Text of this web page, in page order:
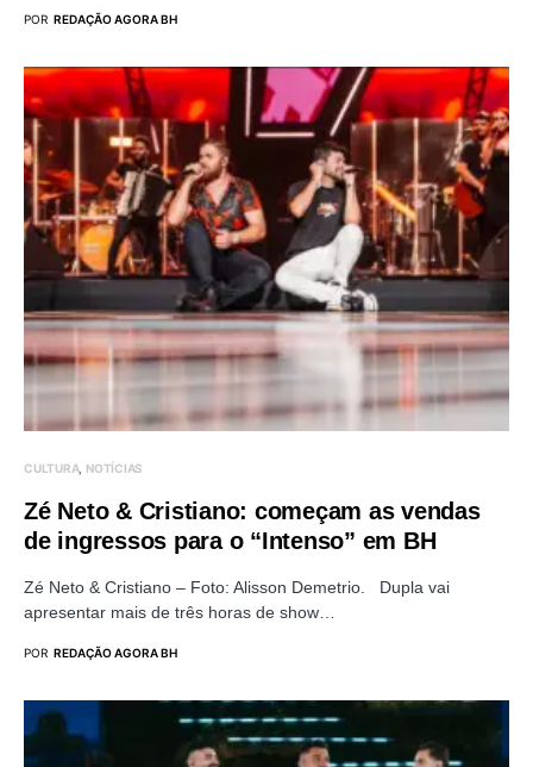
POR REDAÇÃO AGORA BH
CULTURA NOTÍCIAS
Zé Neto & Cristiano: começam as vendas
de ingressos para o “Intenso” em BH
Zé Neto & Cristiano – Foto: Alisson Demetrio. Dupla vai
apresentar mais de três horas de show…
POR REDAÇÃO AGORA BH